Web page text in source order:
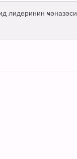
лидеринин ҹәназәси